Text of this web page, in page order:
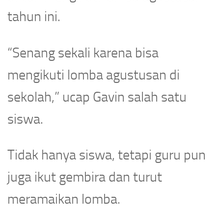
tahun ini.
“Senang sekali karena bisa
mengikuti lomba agustusan di
sekolah,” ucap Gavin salah satu
siswa.
Tidak hanya siswa, tetapi guru pun
juga ikut gembira dan turut
meramaikan lomba.